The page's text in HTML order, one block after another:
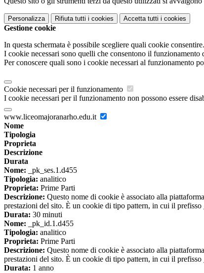
Personalizza Rifiuta tutti i cookies Accetta tutti i cookies
Gestione cookie
In questa schermata è possibile scegliere quali cookie consentire.
I cookie necessari sono quelli che consentono il
Per conoscere quali sono i cookie necessari al funzionamento
Cookie necessari per il funzionamento
I cookie necessari per il funzionamento non possono essere
www.liceomajoranarho.edu.it
Nome
Tipologia
Proprieta
Descrizione
Durata
Nome: _pk_ses.1.d455
Tipologia: analitico
Proprieta: Prime Parti
Descrizione: Questo nome di cookie è associato alla
prestazioni del sito. È un cookie di tipo pattern, in cui il
Durata: 30 minuti
Nome: _pk_id.1.d455
Tipologia: analitico
Proprieta: Prime Parti
Descrizione: Questo nome di cookie è associato alla
prestazioni del sito. È un cookie di tipo pattern, in cui il
Durata: 1 anno